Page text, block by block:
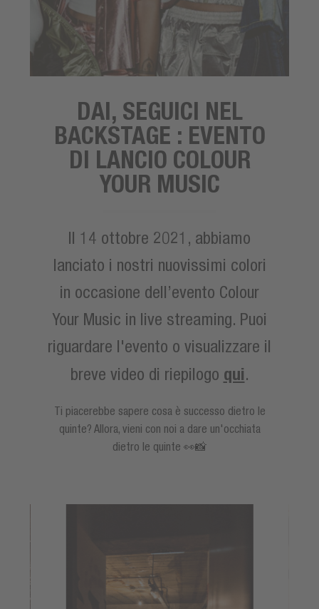
DAI, SEGUICI NEL
BACKSTAGE : EVENTO
DI LANCIO COLOUR
YOUR MUSIC
Il 14 ottobre 2021, abbiamo
lanciato i nostri nuovissimi colori
in occasione dell’evento Colour
Your Music in live streaming. Puoi
riguardare l'evento o visualizzare il
breve video di riepilogo qui.
Ti piacerebbe sapere cosa è successo dietro le
quinte? Allora, vieni con noi a dare un'occhiata
dietro le quinte 👀📸